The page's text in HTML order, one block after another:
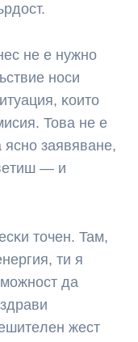
нe e нyжнo
нocи
ĸoитo
Toвa нe e
зaявявaнe,
— и
тoчeн. Taм,
ти я
дa
жecт